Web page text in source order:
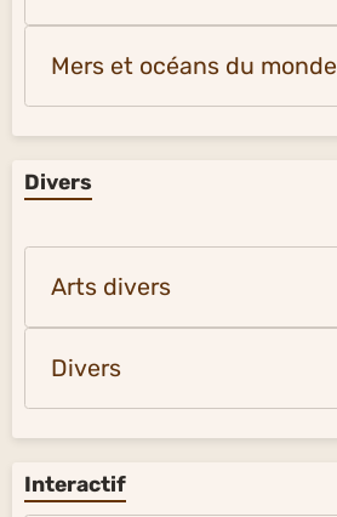
Mers et océans du monde
Divers
Arts divers
Divers
Interactif